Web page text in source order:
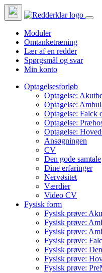
Moduler
Omtanketræning
Lær af en redder
Spørgsmål og svar
Min konto
Optagelsesforløb
Optagelse:
Optagelse:
Optagelse: Falck
Optagelse:
Optagelse:
Ansøgningen
CV
Den gode samtale
Dine erfaringer
Nervøsitet
Værdier
Video CV
Fysisk form
Fysisk prøve:
Fysisk prøve:
Fysisk prøve:
Fysisk prøve:
Fysisk prøve:
Fysisk prøve:
Fysisk prøve: